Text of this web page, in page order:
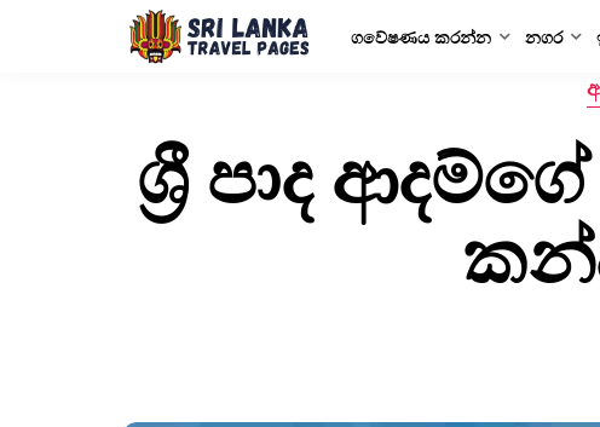
ගවේෂණය කරන්න නගර
ශ්‍රී පාද